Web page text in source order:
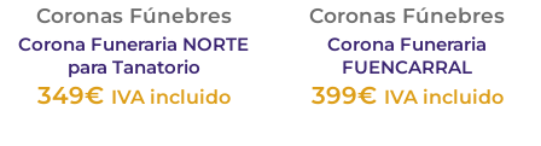
de
Coronas Fúnebres
Corona Funeraria NORTE
para Tanatorio
349€ IVA incluido
variantes.
Las
opciones
Coronas Fúnebres
Corona Funeraria
FUENCARRAL
399€ IVA incluido